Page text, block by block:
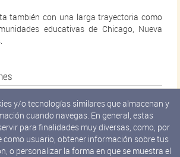
también con una larga trayectoria como
educativas de Chicago, Nueva
y/o tecnologías similares que almacenan y
cuando navegas. En general, estas
para finalidades muy diversas, como, por
como usuario, obtener información sobre tus
o personalizar la forma en que se muestra el